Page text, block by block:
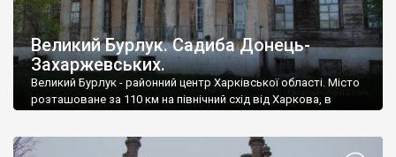
Великий Бурлук. Садиба Донець-
Захаржевських.
Великий Бурлук - районний центр Харківської області. Місто
розташоване за 110 км на північний схід від Харкова, в